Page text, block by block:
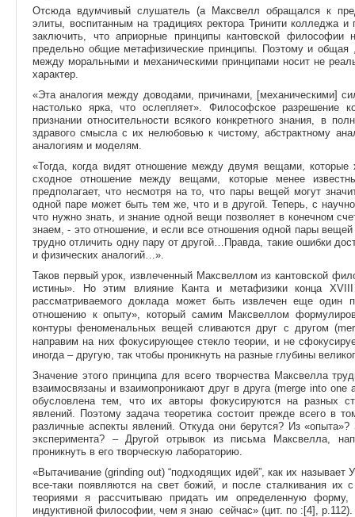
Отсюда вдумчивый слушатель (а Максвелл обращался к
элиты, воспитанным на традициях ректора Тринити колледжа
заключить, что априорные принципы кантовской философии
предельно общие метафизические принципы. Поэтому и общая
между моральными и механическими принципами носит не
характер.
«Эта аналогия между доводами, причинами, [механическими]
настолько ярка, что ослепляет». Философское разрешение
признании относительности всякого конкретного знания, в
здравого смысла с их нелюбовью к чистому, абстрактному
аналогиям и моделям.
«Тогда, когда видят отношение между двумя вещами,
сходное отношение между вещами, которые менее
предполагает, что несмотря на то, что пары вещей могут
одной паре может быть тем же, что и в другой. Теперь, с
что нужно знать, и знание одной вещи позволяет в конечном
знаем, - это отношение, и если все отношения одной пары
трудно отличить одну пару от другой…Правда, такие ошибки
и физических аналогий…».
Таков первый урок, извлеченный Максвеллом из кантовской
истины». Но этим влияние Канта и метафизики конца
рассматриваемого доклада может быть извлечен еще один
отношению к опыту», который самим Максвеллом
контуры феноменальных вещей сливаются друг с другом
направим на них фокусирующее стекло теории, и не
иногда – другую, так чтобы проникнуть на разные глубины
Значение этого принципа для всего творчества Максвелла
взаимосвязаны и взаимопроникают друг в друга (merge into one
обусловлена тем, что их авторы фокусируются на разных
явлений. Поэтому задача теоретика состоит прежде всего в
различные аспекты явлений. Откуда они берутся? Из
эксперимента? – Другой отрывок из письма Максвелла,
проникнуть в его творческую лабораторию.
«Вытачивание (grinding out) “подходящих идей”, как их
все-таки появляются на свет божий, и после сталкивания
теориями я рассчитываю придать им определенную
индуктивной философии, чем я знаю сейчас» (цит. по :[4], p.112).